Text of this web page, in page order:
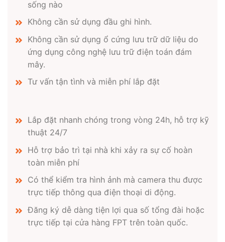
sống nào
Không cần sử dụng đầu ghi hình.
Không cần sử dụng ổ cứng lưu trữ dữ liệu do
ứng dụng công nghệ lưu trữ điện toán đám
mây.
Tư vấn tận tình và miễn phí lắp đặt
Lắp đặt nhanh chóng trong vòng 24h, hỗ trợ kỹ
thuật 24/7
Hỗ trợ bảo trì tại nhà khi xảy ra sự cố hoàn
toàn miễn phí
Có thể kiểm tra hình ảnh mà camera thu được
trực tiếp thông qua điện thoại di động.
Đăng ký dễ dàng tiện lợi qua số tổng đài hoặc
trực tiếp tại cửa hàng FPT trên toàn quốc.